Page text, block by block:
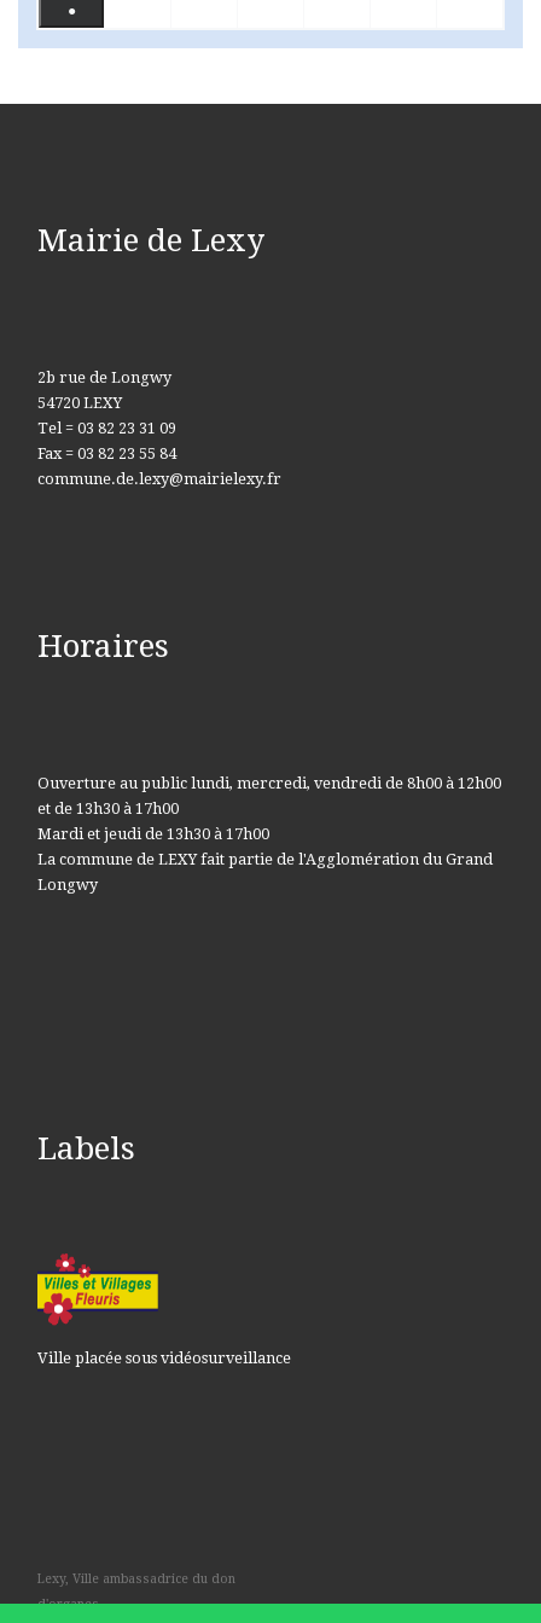
●
Mairie de Lexy
2b rue de Longwy
54720 LEXY
Tel = 03 82 23 31 09
Fax = 03 82 23 55 84
commune.de.lexy@mairielexy.fr
Horaires
Ouverture au public lundi, mercredi, vendredi de 8h00 à 12h00
et de 13h30 à 17h00
Mardi et jeudi de 13h30 à 17h00
La commune de LEXY fait partie de l'Agglomération du Grand
Longwy
Labels
Ville placée sous vidéosurveillance
Lexy, Ville ambassadrice du don
d'organes